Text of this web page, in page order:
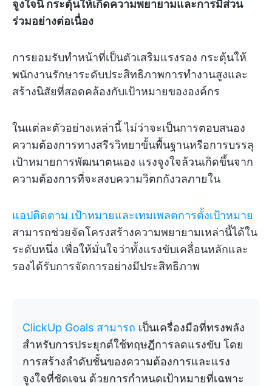
จูงใจนี้ กระตุ้นให้เกิดความพยายามและการมีส่วน
ร่วมอย่างต่อเนื่อง
การยอมรับทำหน้าที่เป็นตัวเสริมแรงรอง กระตุ้นให้
พนักงานรักษาระดับประสิทธิภาพการทำงานสูงและ
สร้างนิสัยที่สอดคล้องกับเป้าหมายขององค์กร
ในแต่ละตัวอย่างเหล่านี้ ไม่ว่าจะเป็นการตอบสนอง
ความต้องการทางสรีรวิทยาขั้นพื้นฐานหรือการบรรลุ
เป้าหมายการพัฒนาตนเอง แรงจูงใจล้วนเกิดขึ้นจาก
ความต้องการที่จะสงบความวิตกกังวลภายใน
แอปติดตาม เป้าหมายและเทมเพลตการตั้งเป้าหมาย
สามารถช่วยจัดโครงสร้างความพยายามเหล่านี้ได้ใน
ระดับหนึ่ง เพื่อให้มั่นใจว่าทั้งแรงขับเคลื่อนหลักและ
รองได้รับการจัดการอย่างมีประสิทธิภาพ
ClickUp Goals สามารถ เป็นเครื่องมือที่ทรงพลัง
สำหรับการประยุกต์ใช้ทฤษฎีการลดแรงขับ โดย
การสร้างลำดับชั้นของความต้องการและแรง
จูงใจที่ชัดเจน ด้วยการกำหนดเป้าหมายที่เฉพาะ